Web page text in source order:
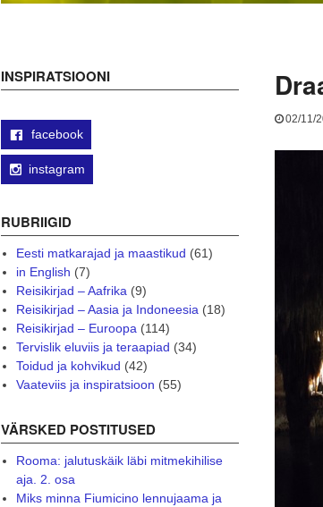
02/11/
INSPIRATSIOONI
facebook
instagram
RUBRIIGID
Eesti matkarajad ja maastikud (61)
in English (7)
Reisikirjad – Aafrika(9)
Reisikirjad – Aasia ja Indoneesia(18)
Reisikirjad – Euroopa(114)
Tervislik eluviis ja teraapiad (34)
Toidud ja kohvikud (42)
Vaateviis ja inspiratsioon (55)
VÄRSKED POSTITUSED
Rooma: jalutuskäik läbi mitmekihilise
aja. 2. osa
Miks minna Fiumicino lennujaama ja